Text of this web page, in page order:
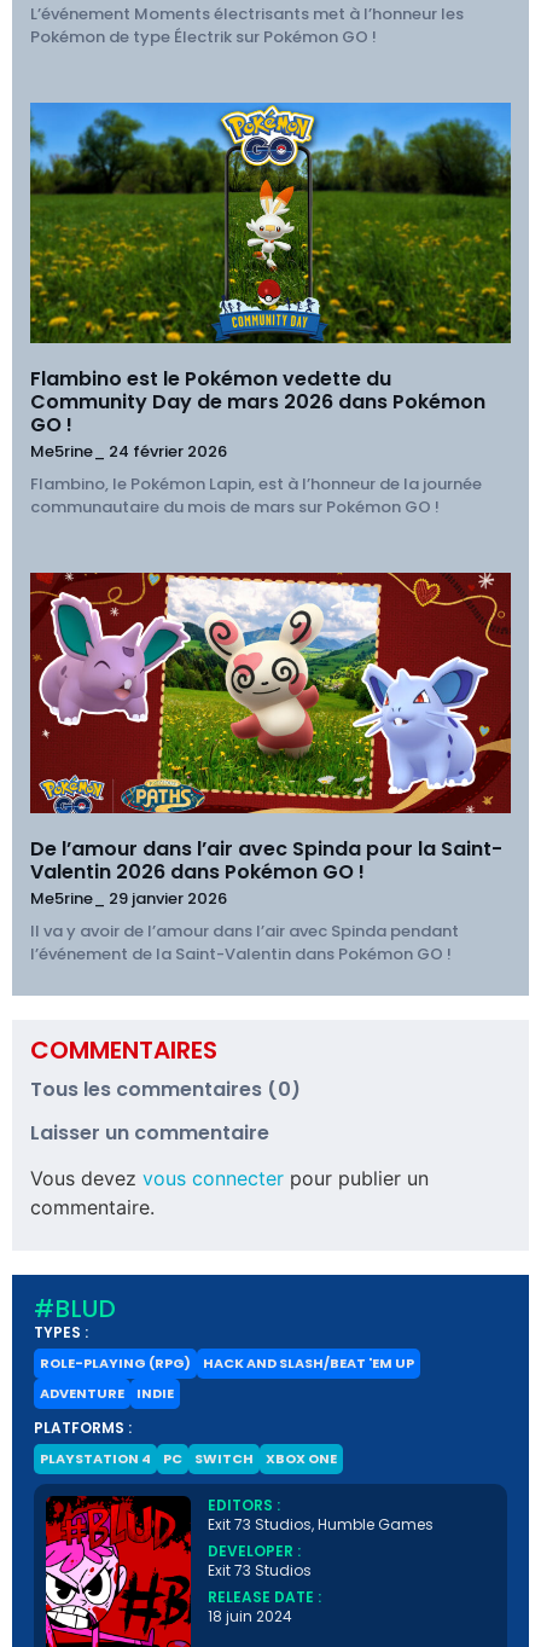
L’événement Moments électrisants met à l’honneur les
Pokémon de type Électrik sur Pokémon GO !
Flambino est le Pokémon vedette du
Community Day de mars 2026 dans Pokémon
GO !
Me5rine_ 24 février 2026
Flambino, le Pokémon Lapin, est à l’honneur de la journée
communautaire du mois de mars sur Pokémon GO !
De l’amour dans l’air avec Spinda pour la Saint-
Valentin 2026 dans Pokémon GO !
Me5rine_ 29 janvier 2026
Il va y avoir de l’amour dans l’air avec Spinda pendant
l’événement de la Saint-Valentin dans Pokémon GO !
COMMENTAIRES
Tous les commentaires (0)
Laisser un commentaire
Vous devez vous connecter pour publier un
commentaire.
#BLUD
TYPES :
ROLE-PLAYING (RPG)
HACK AND SLASH/BEAT 'EM UP
ADVENTURE
INDIE
PLATFORMS :
PLAYSTATION 4 PC SWITCH XBOX ONE
EDITORS :
Exit 73 Studios, Humble Games
DEVELOPER :
Exit 73 Studios
RELEASE DATE :
18 juin 2024